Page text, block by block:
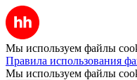
Мы используем файлы
Правила использования
Мы используем файлы